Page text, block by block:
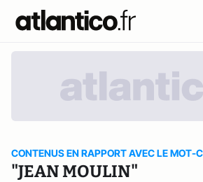
CONTENUS EN RAPPORT AVEC LE MOT-
"JEAN MOULIN"